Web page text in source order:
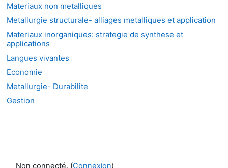
Materiaux non metalliques
Metallurgie structurale- alliages metalliques et application
Materiaux inorganiques: strategie de synthese et
applications
Langues vivantes
Economie
Metallurgie- Durabilite
Gestion
Non connecté. (Connexion)